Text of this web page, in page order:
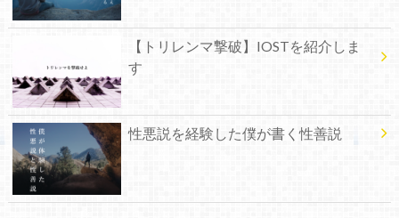
【トリレンマ撃破】IOSTを紹介しま
す
性悪説を経験した僕が書く性善説